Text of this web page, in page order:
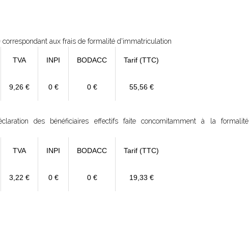
aux frais de formalité d'immatriculation
TVA INPI BODACC Tarif (TTC)
9,26 € 0 € 0 € 55,56 €
des bénéficiaires effectifs faite concomitamment à la formalité
TVA INPI BODACC Tarif (TTC)
3,22 € 0 € 0 € 19,33 €